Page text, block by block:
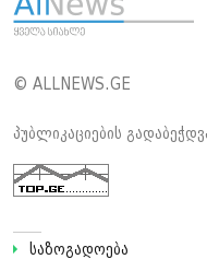
© ALLNEWS.GE
პუბლიკაციების
საზოგადოება